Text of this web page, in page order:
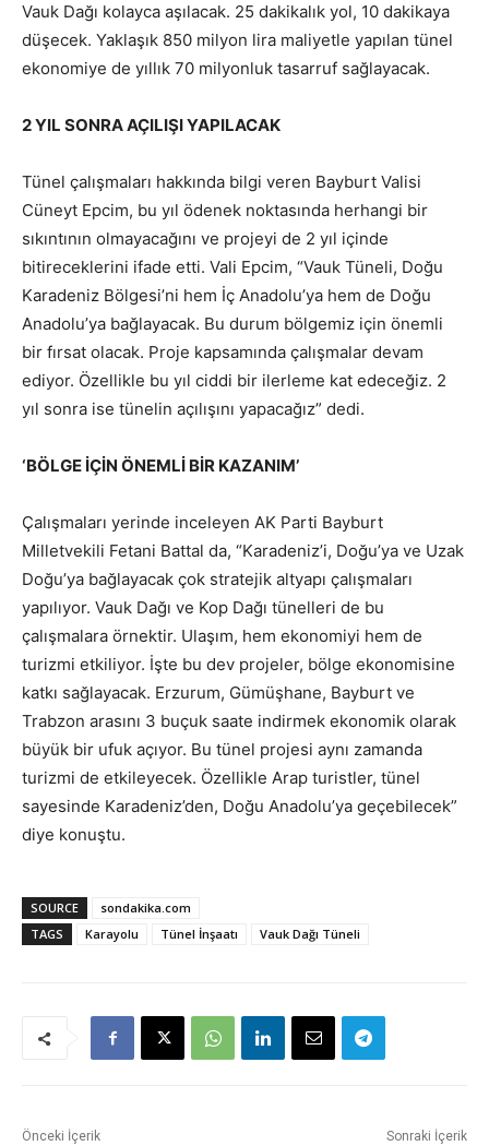
Vauk Dağı kolayca aşılacak. 25 dakikalık yol, 10 dakikaya
düşecek. Yaklaşık 850 milyon lira maliyetle yapılan tünel
ekonomiye de yıllık 70 milyonluk tasarruf sağlayacak.
2 YIL SONRA AÇILIŞI YAPILACAK
Tünel çalışmaları hakkında bilgi veren Bayburt Valisi
Cüneyt Epcim, bu yıl ödenek noktasında herhangi bir
sıkıntının olmayacağını ve projeyi de 2 yıl içinde
bitireceklerini ifade etti. Vali Epcim, “Vauk Tüneli, Doğu
Karadeniz Bölgesi’ni hem İç Anadolu’ya hem de Doğu
Anadolu’ya bağlayacak. Bu durum bölgemiz için önemli
bir fırsat olacak. Proje kapsamında çalışmalar devam
ediyor. Özellikle bu yıl ciddi bir ilerleme kat edeceğiz. 2
yıl sonra ise tünelin açılışını yapacağız” dedi.
‘BÖLGE İÇİN ÖNEMLİ BİR KAZANIM’
Çalışmaları yerinde inceleyen AK Parti Bayburt
Milletvekili Fetani Battal da, “Karadeniz’i, Doğu’ya ve Uzak
Doğu’ya bağlayacak çok stratejik altyapı çalışmaları
yapılıyor. Vauk Dağı ve Kop Dağı tünelleri de bu
çalışmalara örnektir. Ulaşım, hem ekonomiyi hem de
turizmi etkiliyor. İşte bu dev projeler, bölge ekonomisine
katkı sağlayacak. Erzurum, Gümüşhane, Bayburt ve
Trabzon arasını 3 buçuk saate indirmek ekonomik olarak
büyük bir ufuk açıyor. Bu tünel projesi aynı zamanda
turizmi de etkileyecek. Özellikle Arap turistler, tünel
sayesinde Karadeniz’den, Doğu Anadolu’ya geçebilecek”
diye konuştu.
SOURCE
sondakika.com
TAGS
Karayolu Tünel İnşaatı Vauk Dağı Tüneli
Önceki İçerik Sonraki İçerik